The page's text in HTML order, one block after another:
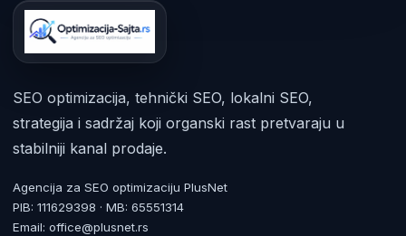
SEO optimizacija, tehnički SEO, lokalni SEO,
strategija i sadržaj koji organski rast pretvaraju u
stabilniji kanal prodaje.
Agencija za SEO optimizaciju PlusNet
PIB: 111629398 · MB: 65551314
Email: office@plusnet.rs